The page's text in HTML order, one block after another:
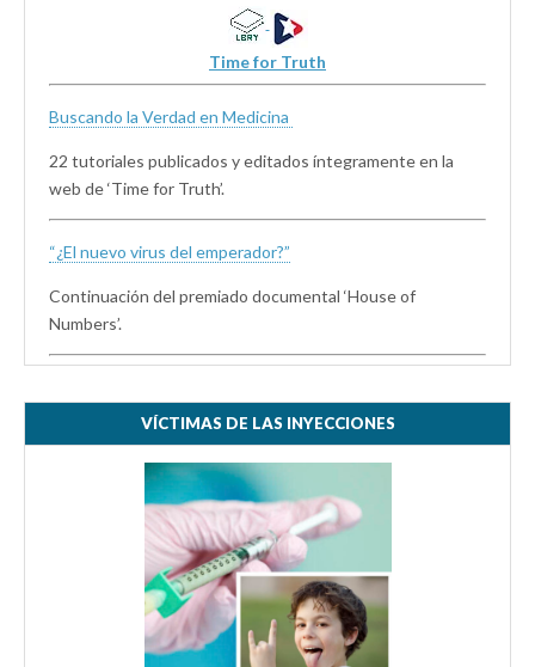
Time for Truth
Buscando la Verdad en Medicina
22 tutoriales publicados y editados íntegramente en la
web de ‘Time for Truth’.
“¿El nuevo virus del emperador?”
Continuación del premiado documental ‘House of
Numbers’.
VÍCTIMAS DE LAS INYECCIONES